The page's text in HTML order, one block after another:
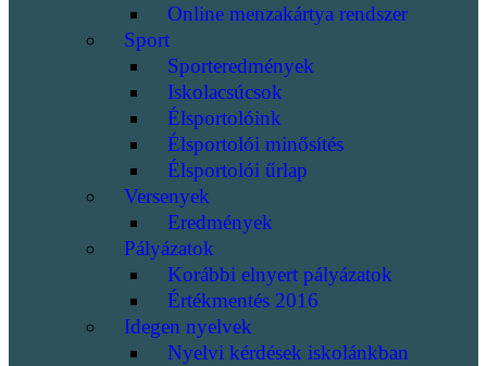
Online menzakártya rendszer
Sport
Sporteredmények
Iskolacsúcsok
Élsportolóink
Élsportolói minősítés
Élsportolói űrlap
Versenyek
Eredmények
Pályázatok
Korábbi elnyert pályázatok
Értékmentés 2016
Idegen nyelvek
Nyelvi kérdések iskolánkban